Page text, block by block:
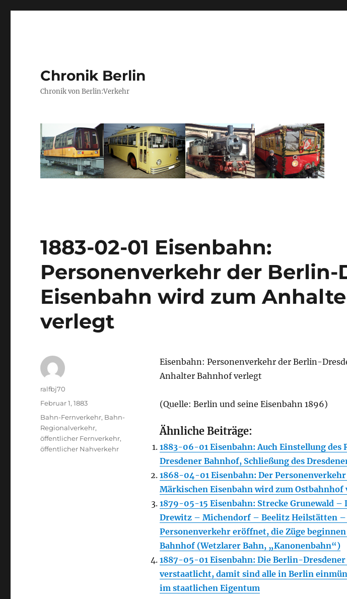
Chronik Berlin
Chronik von Berlin:Verkehr
1883-02-01 Eisenbahn:
Personenverkehr der Berlin-
Eisenbahn wird zum
verlegt
Eisenbahn: Personenverkehr der Berlin-
Anhalter Bahnhof verlegt
(Quelle: Berlin und seine Eisenbahn 1896)
Ähnliche Beiträge:
1883-06-01 Eisenbahn: Auch Einstellung des
Dresdener Bahnhof, Schließung des
1868-04-01 Eisenbahn: Der
Märkischen Eisenbahn wird zum Ostbahnhof
1879-05-15 Eisenbahn: Strecke Grunewald
Drewitz – Michendorf – Beelitz Heilstätten
Personenverkehr eröffnet, die Züge
Bahnhof (Wetzlarer Bahn, „Kanonenbahn“)
1887-05-01 Eisenbahn: Die Berlin-
verstaatlicht, damit sind alle in Berlin
im staatlichen Eigentum
Autor
ralfbj70
Veröffentlicht
am
Februar 1, 1883
Kategorien
Bahn-Fernverkehr, Bahn-
Regionalverkehr,
öffentlicher Fernverkehr,
öffentlicher Nahverkehr